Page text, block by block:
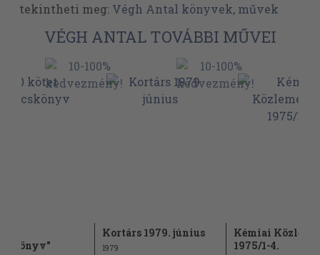
tekintheti meg: Végh Antal könyvek, művek
VÉGH ANTAL TOVÁBBI MŰVEI
Kortárs 1979. június
1979
Kémiai
1975/1-4.